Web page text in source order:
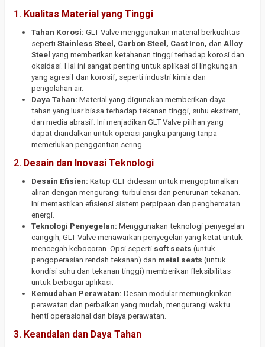
1. Kualitas Material yang Tinggi
Tahan Korosi: GLT Valve menggunakan material berkualitas
seperti Stainless Steel, Carbon Steel, Cast Iron, dan Alloy
Steel yang memberikan ketahanan tinggi terhadap korosi dan
oksidasi. Hal ini sangat penting untuk aplikasi di lingkungan
yang agresif dan korosif, seperti industri kimia dan
pengolahan air.
Daya Tahan: Material yang digunakan memberikan daya
tahan yang luar biasa terhadap tekanan tinggi, suhu ekstrem,
dan media abrasif. Ini menjadikan GLT Valve pilihan yang
dapat diandalkan untuk operasi jangka panjang tanpa
memerlukan penggantian sering.
2. Desain dan Inovasi Teknologi
Desain Efisien: Katup GLT didesain untuk mengoptimalkan
aliran dengan mengurangi turbulensi dan penurunan tekanan.
Ini memastikan efisiensi sistem perpipaan dan penghematan
energi.
Teknologi Penyegelan: Menggunakan teknologi penyegelan
canggih, GLT Valve menawarkan penyegelan yang ketat untuk
mencegah kebocoran. Opsi seperti soft seats (untuk
pengoperasian rendah tekanan) dan metal seats (untuk
kondisi suhu dan tekanan tinggi) memberikan fleksibilitas
untuk berbagai aplikasi.
Kemudahan Perawatan: Desain modular memungkinkan
perawatan dan perbaikan yang mudah, mengurangi waktu
henti operasional dan biaya perawatan.
3. Keandalan dan Daya Tahan